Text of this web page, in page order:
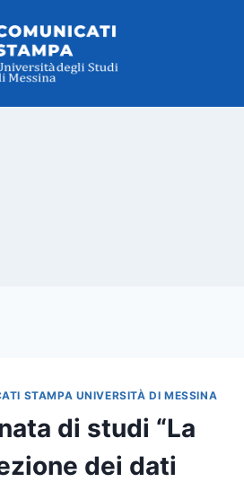
STAMPA UNIVERSITÀ DI MESSINA
di studi “La
dei dati